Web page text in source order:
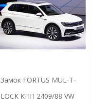
Замок FORTUS MUL-T-
LOCK КПП 2409/88 VW